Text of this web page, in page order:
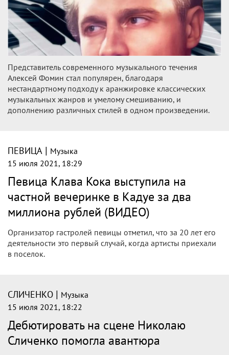
Представитель современного музыкального течения
Алексей Фомин стал популярен, благодаря
нестандартному подходу к аранжировке классических
музыкальных жанров и умелому смешиванию, и
дополнению различных стилей в одном произведении.
ПЕВИЦА | Музыка
15 июля 2021, 18:29
Певица Клава Кока выступила на
частной вечеринке в Кадуе за два
миллиона рублей (ВИДЕО)
Организатор гастролей певицы отметил, что за 20 лет его
деятельности это первый случай, когда артисты приехали
в поселок.
СЛИЧЕНКО | Музыка
15 июля 2021, 18:22
Дебютировать на сцене Николаю
Сличенко помогла авантюра